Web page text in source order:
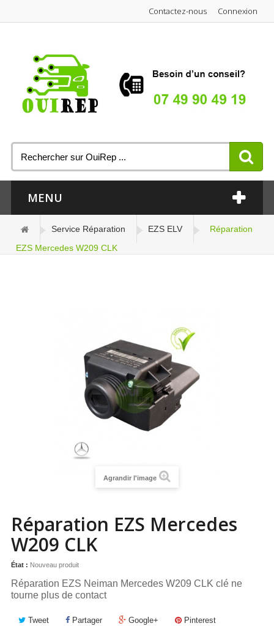
Connexion
Contactez-nous
MENU
Service Réparation EZS ELV
Réparation
EZS Mercedes W209 CLK
Agrandir l'image
Réparation EZS Mercedes
W209 CLK
État : Nouveau produit
Réparation EZS Neiman Mercedes W209 CLK clé ne
tourne plus de contact
Tweet Partager Google+ Pinterest